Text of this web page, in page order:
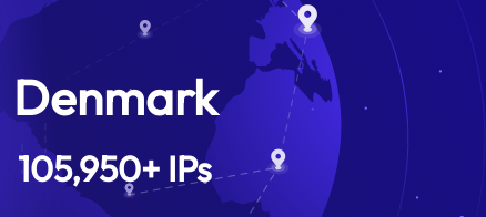
Denmark
105,950+ IPs